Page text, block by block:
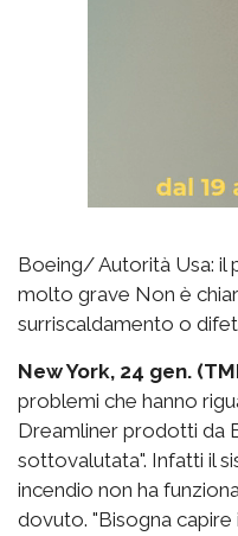
Boeing/ Autorità Usa: il
molto grave Non è
surriscaldamento o
New York, 24 gen.
problemi che hanno
Dreamliner prodotti da
sottovalutata". Infatti il
incendio non ha
dovuto. "Bisogna capire